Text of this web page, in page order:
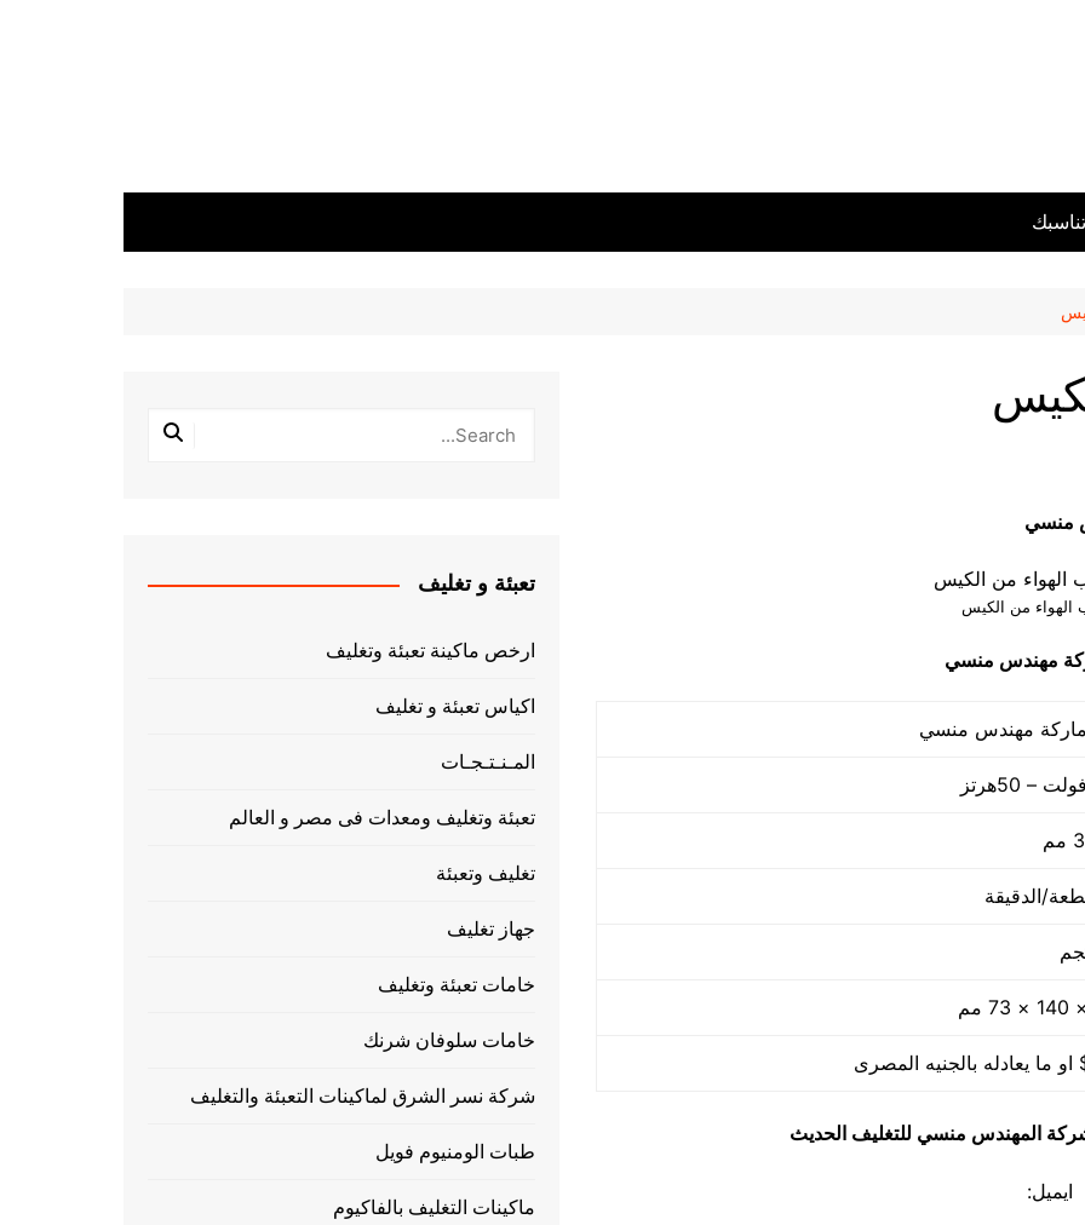
منسي
الهواء من الكيس
مهندس منسي
شركة المهندس منسي للتغليف الحديث
ايميل:
تعبئة و تغليف
ارخص ماكينة تعبئة وتغليف
اكياس تعبئة و تغليف
المـنـتـجـات
تعبئة وتغليف ومعدات فى مصر و العالم
تغليف وتعبئة
جهاز تغليف
خامات تعبئة وتغليف
خامات سلوفان شرنك
شركة نسر الشرق لماكينات التعبئة والتغليف
طبات الومنيوم فويل
ماكينات التغليف بالفاكيوم